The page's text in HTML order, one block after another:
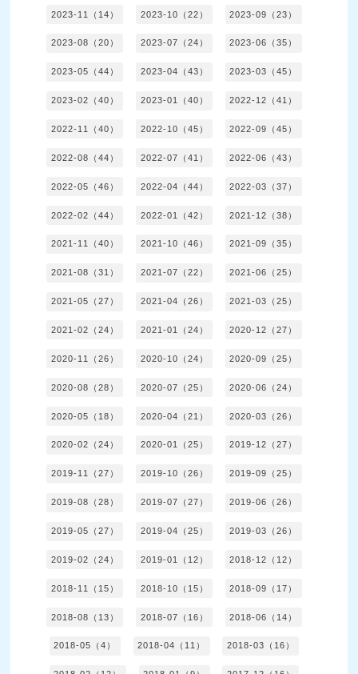
2023-11（14） 2023-10（22） 2023-09（23）
2023-08（20） 2023-07（24） 2023-06（35）
2023-05（44） 2023-04（43） 2023-03（45）
2023-02（40） 2023-01（40） 2022-12（41）
2022-11（40） 2022-10（45） 2022-09（45）
2022-08（44） 2022-07（41） 2022-06（43）
2022-05（46） 2022-04（44） 2022-03（37）
2022-02（44） 2022-01（42） 2021-12（38）
2021-11（40） 2021-10（46） 2021-09（35）
2021-08（31） 2021-07（22） 2021-06（25）
2021-05（27） 2021-04（26） 2021-03（25）
2021-02（24） 2021-01（24） 2020-12（27）
2020-11（26） 2020-10（24） 2020-09（25）
2020-08（28） 2020-07（25） 2020-06（24）
2020-05（18） 2020-04（21） 2020-03（26）
2020-02（24） 2020-01（25） 2019-12（27）
2019-11（27） 2019-10（26） 2019-09（25）
2019-08（28） 2019-07（27） 2019-06（26）
2019-05（27） 2019-04（25） 2019-03（26）
2019-02（24） 2019-01（12） 2018-12（12）
2018-11（15） 2018-10（15） 2018-09（17）
2018-08（13） 2018-07（16） 2018-06（14）
2018-05（4） 2018-04（11） 2018-03（16）